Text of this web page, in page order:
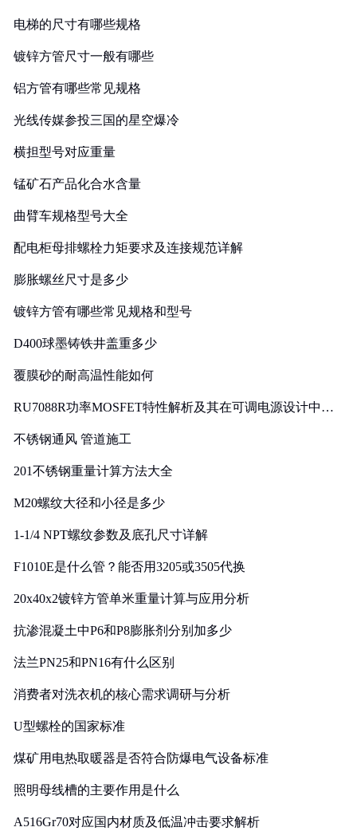
电梯的尺寸有哪些规格
镀锌方管尺寸一般有哪些
铝方管有哪些常见规格
光线传媒参投三国的星空爆冷
横担型号对应重量
锰矿石产品化合水含量
曲臂车规格型号大全
配电柜母排螺栓力矩要求及连接规范详解
膨胀螺丝尺寸是多少
镀锌方管有哪些常见规格和型号
D400球墨铸铁井盖重多少
覆膜砂的耐高温性能如何
RU7088R功率MOSFET特性解析及其在可调电源设计中的
不锈钢通风 管道施工
201不锈钢重量计算方法大全
M20螺纹大径和小径是多少
1-1/4 NPT螺纹参数及底孔尺寸详解
F1010E是什么管？能否用3205或3505代换
20x40x2镀锌方管单米重量计算与应用分析
抗渗混凝土中P6和P8膨胀剂分别加多少
法兰PN25和PN16有什么区别
消费者对洗衣机的核心需求调研与分析
U型螺栓的国家标准
煤矿用电热取暖器是否符合防爆电气设备标准
照明母线槽的主要作用是什么
A516Gr70对应国内材质及低温冲击要求解析